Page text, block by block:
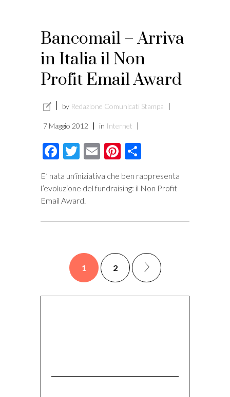
Bancomail – Arriva
in Italia il Non
Profit Email Award
by Redazione Comunicati Stampa
7 Maggio 2012 in Internet
Facebook
Twitter
EmailPinterest
E’ nata un’iniziativa che ben rappresenta
l’evoluzione del fundraising: il Non Profit
Email Award.
1 2